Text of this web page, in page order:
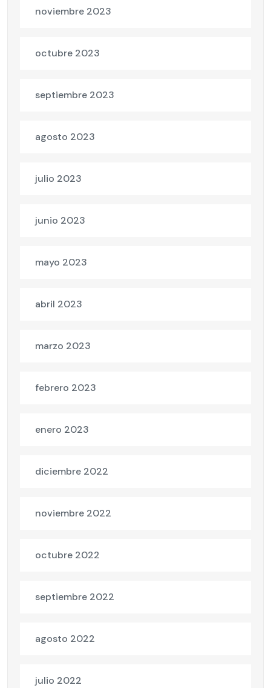
noviembre 2023
octubre 2023
septiembre 2023
agosto 2023
julio 2023
junio 2023
mayo 2023
abril 2023
marzo 2023
febrero 2023
enero 2023
diciembre 2022
noviembre 2022
octubre 2022
septiembre 2022
agosto 2022
julio 2022